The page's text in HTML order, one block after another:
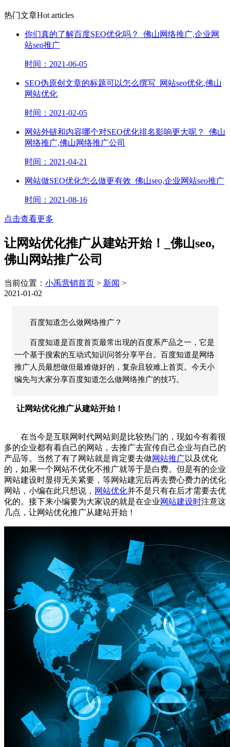
热门文章Hot articles
你们真的了解百度SEO优化吗？_佛山网络推广,企业网
站seo推广
时间：2021-06-05
SEO伪原创文章的标题可以怎么撰写_网站seo优化,佛山
网站优化
时间：2021-02-05
网站外链和内容哪个对SEO优化排名影响更大呢？_佛山
网络推广,佛山网络推广公司
时间：2021-04-21
网站做SEO优化怎么做更有效_佛山seo,企业网站seo推广
时间：2021-08-16
点击查看更多
让网站优化推广从建站开始！_佛山seo,
佛山网站推广公司
当前位置： 小禹营销首页 > 新闻 >
2021-01-02
百度知道怎么做网络推广？
百度知道是百度首页最常出现的百度系产品之一，它是
一个基于搜索的互动式知识问答分享平台。百度知道是网络
推广人员最想做但最难做好的，复杂且较难上首页。今天小
编先与大家分享百度知道怎么做网络推广的技巧。
让网站优化推广从建站开始！
在当今是互联网时代网站则是比较热门的，现如今有着很
多的企业都有着自己的网站，去推广去宣传自己企业与自己的
产品等。当然了有了网站就是肯定要去做网站推广以及优化
的，如果一个网站不优化不推广就等于是白费。但是有的企业
网站建设时显得无关紧要，等网站建完后再去费心费力的优化
网站，小编在此只想说， 网站优化并不是只有在后才需要去优
化的。接下来小编要为大家说的就是在企业网站建设时注意这
几点，让网站优化推广从建站开始！